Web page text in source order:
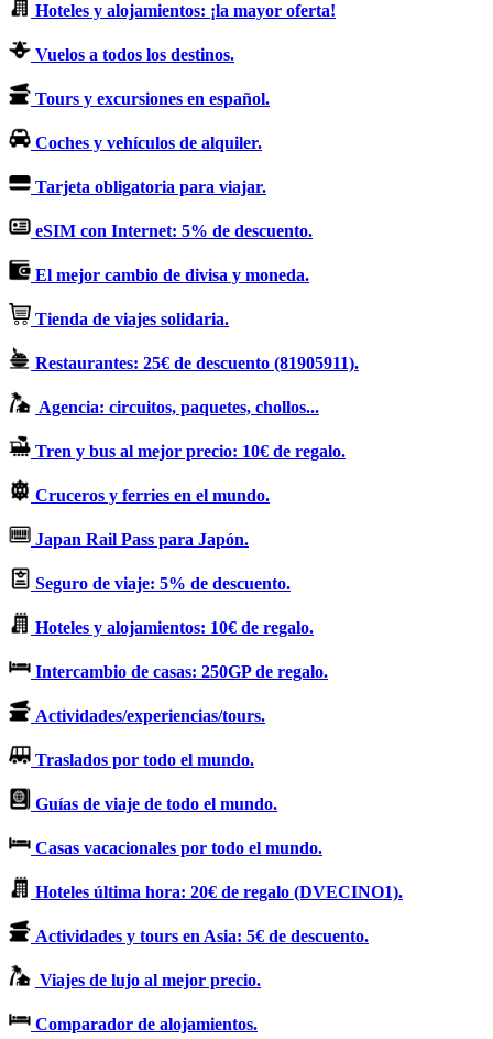
Hoteles y alojamientos: ¡la mayor oferta!
Vuelos a todos los destinos.
Tours y excursiones en español.
Coches y vehículos de alquiler.
Tarjeta obligatoria para viajar.
eSIM con Internet: 5% de descuento.
El mejor cambio de divisa y moneda.
Tienda de viajes solidaria.
Restaurantes: 25€ de descuento (81905911).
Agencia: circuitos, paquetes, chollos...
Tren y bus al mejor precio: 10€ de regalo.
Cruceros y ferries en el mundo.
Japan Rail Pass para Japón.
Seguro de viaje: 5% de descuento.
Hoteles y alojamientos: 10€ de regalo.
Intercambio de casas: 250GP de regalo.
Actividades/experiencias/tours.
Traslados por todo el mundo.
Guías de viaje de todo el mundo.
Casas vacacionales por todo el mundo.
Hoteles última hora: 20€ de regalo (DVECINO1).
Actividades y tours en Asia: 5€ de descuento.
Viajes de lujo al mejor precio.
Comparador de alojamientos.